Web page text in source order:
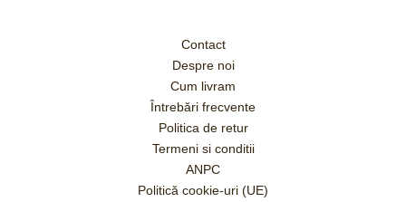
Contact
Despre noi
Cum livram
Întrebări frecvente
Politica de retur
Termeni si conditii
ANPC
Politică cookie-uri (UE)